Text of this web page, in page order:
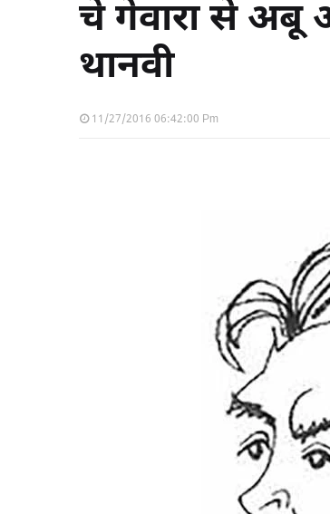
चे गेवारा से अबू
थानवी
11/27/2016 06:42:00 Pm